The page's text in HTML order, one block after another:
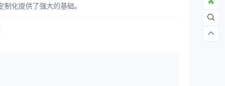
化提供了强大的基础。